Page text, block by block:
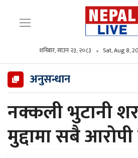
शनिबार, साउन २३, २०८३ Sat, Aug 8,
अनुसन्धान
नक्कली भुटानी
मुद्दामा सबै